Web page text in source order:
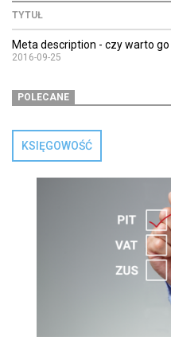
TYTUŁ
Meta description - czy warto
2016-09-25
POLECANE
KSIĘGOWOŚĆ